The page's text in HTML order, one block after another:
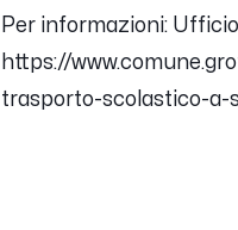
Per informazioni:
https://
trasporto-scolastico-a-